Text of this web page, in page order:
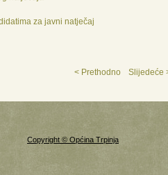
za javni natječaj
< Prethodno Slijedeće
Copyright © Općina Trpinja